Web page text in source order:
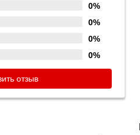
0%
0%
0%
0%
отзыв